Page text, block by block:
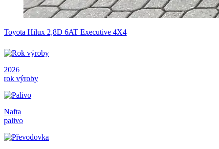
Toyota Hilux 2,8D 6AT Executive 4X4
2026
rok výroby
Nafta
palivo